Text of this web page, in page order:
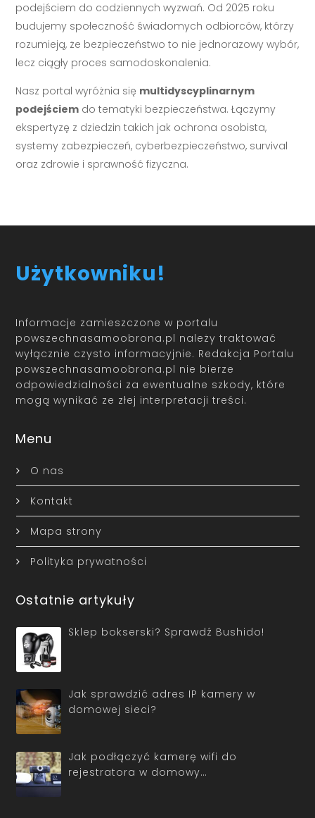
podejściem do codziennych wyzwań. Od 2025 roku
budujemy społeczność świadomych odbiorców, którzy
rozumieją, że bezpieczeństwo to nie jednorazowy wybór,
lecz ciągły proces samodoskonalenia.
Nasz portal wyróżnia się multidyscyplinarnym
podejściem do tematyki bezpieczeństwa. Łączymy
ekspertyzę z dziedzin takich jak ochrona osobista,
systemy zabezpieczeń, cyberbezpieczeństwo, survival
oraz zdrowie i sprawność fizyczna.
Użytkowniku!
Informacje zamieszczone w portalu
powszechnasamoobrona.pl należy traktować
wyłącznie czysto informacyjnie. Redakcja Portalu
powszechnasamoobrona.pl nie bierze
odpowiedzialności za ewentualne szkody, które
mogą wynikać ze złej interpretacji treści.
Menu
O nas
Kontakt
Mapa strony
Polityka prywatności
Ostatnie artykuły
Sklep bokserski? Sprawdź Bushido!
Jak sprawdzić adres IP kamery w
domowej sieci?
Jak podłączyć kamerę wifi do
rejestratora w domowy…